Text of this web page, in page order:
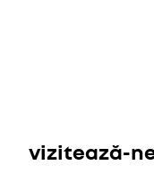
vizitează-